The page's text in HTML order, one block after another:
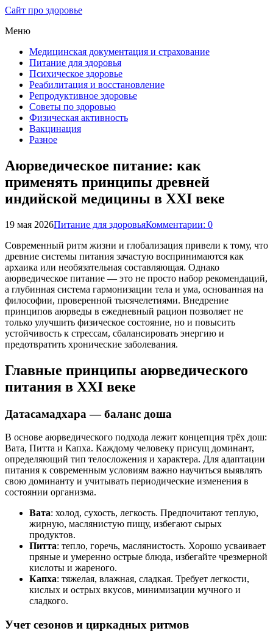
Сайт про здоровье
Меню
Медицинская документация и страхование
Питание для здоровья
Психическое здоровье
Реабилитация и восстановление
Репродуктивное здоровье
Советы по здоровью
Физическая активность
Вакцинация
Разное
Аюрведическое питание: как
применять принципы древней
индийской медицины в XXI веке
19 мая 2026Питание для здоровьяКомментарии: 0
Современный ритм жизни и глобализация привели к тому, что
древние системы питания зачастую воспринимаются как
архаика или необязательная составляющая. Однако
аюрведическое питание — это не просто набор рекомендаций,
а глубинная система гармонизации тела и ума, основанная на
философии, проверенной тысячелетиями. Внедрение
принципов аюрведы в ежедневный рацион позволяет не
только улучшить физическое состояние, но и повысить
устойчивость к стрессам, сбалансировать энергию и
предотвратить хронические заболевания.
Главные принципы аюрведического
питания в XXI веке
Датасамадхара — баланс доша
В основе аюрведического подхода лежит концепция трёх дош:
Вата, Питта и Капха. Каждому человеку присущ доминант,
определяющий тип телосложения и характера. Для адаптации
питания к современным условиям важно научиться выявлять
свою доминанту и учитывать периодические изменения в
состоянии организма.
Вата: холод, сухость, легкость. Предпочитают теплую,
жирную, маслянистую пищу, избегают сырых
продуктов.
Питта: тепло, горечь, маслянистость. Хорошо усваивает
пряные и умеренно острые блюда, избегайте чрезмерной
кислоты и жареного.
Капха: тяжелая, влажная, сладкая. Требует легкости,
кислых и острых вкусов, минимизации мучного и
сладкого.
Учет сезонов и циркадных ритмов